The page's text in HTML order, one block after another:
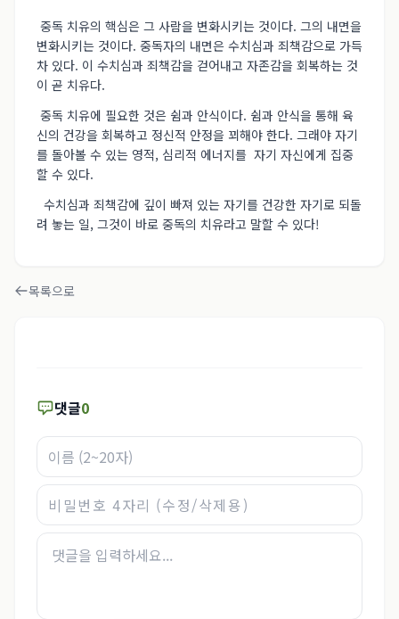
중독 치유의 핵심은 그 사람을 변화시키는 것이다. 그의 내면을
변화시키는 것이다. 중독자의 내면은 수치심과 죄책감으로 가득
차 있다. 이 수치심과 죄책감을 걷어내고 자존감을 회복하는 것
이 곧 치유다.
중독 치유에 필요한 것은 쉼과 안식이다. 쉼과 안식을 통해 육
신의 건강을 회복하고 정신적 안정을 꾀해야 한다. 그래야 자기
를 돌아볼 수 있는 영적, 심리적 에너지를 자기 자신에게 집중
할 수 있다.
수치심과 죄책감에 깊이 빠져 있는 자기를 건강한 자기로 되돌
려 놓는 일, 그것이 바로 중독의 치유라고 말할 수 있다!
목록으로
댓글0